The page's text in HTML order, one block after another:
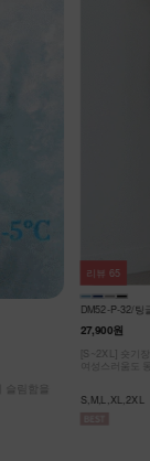
KO62-P-05/쿨
32,900원
[ ❄️COOL
[55-99] 나크
F,L / 숏,롱
리뷰 21